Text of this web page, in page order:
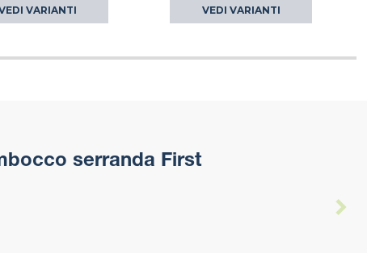
VARIANTI VEDI VARIANTI
serranda First